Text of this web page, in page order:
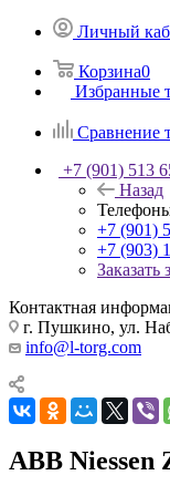
Личный
Корзина0
Избранные
Сравнение
+7 (901) 513
Назад
+7 (901)
+7 (903)
Заказать
Контактная
г. Пушкино, ул.
info@l-torg.com
ABB Niessen